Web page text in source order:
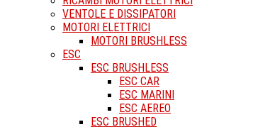
VENTOLE E DISSIPATORI
MOTORI ELETTRICI
MOTORI BRUSHLESS
ESC
ESC BRUSHLESS
ESC CAR
ESC MARINI
ESC AEREO
ESC BRUSHED